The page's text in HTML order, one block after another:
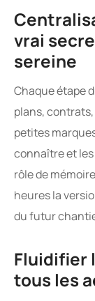
vrai
sereine
Chaque étape
plans, contrats,
petites
connaître et
rôle de
heures la
du futur
Fluidifier
tous les